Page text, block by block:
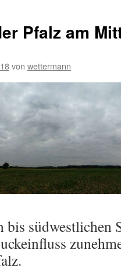
Pfalz am
von wettermann
südwestlichen